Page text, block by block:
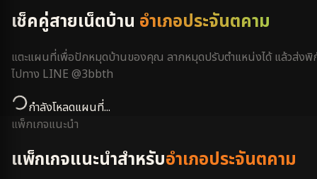
เช็คคู่สายเน็ตบ้าน อำเภอประจันตคาม
แตะแผนที่เพื่อปักหมุดบ้านของคุณ ลากหมุดปรับตำแหน่งได้ แล้วส่งพิ
ไปทาง LINE @3bbth
กำลังโหลดแผนที่...
แพ็กเกจแนะนำ
แพ็กเกจแนะนำสำหรับอำเภอประจันตคาม